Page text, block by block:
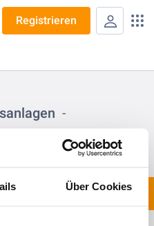
Über Cookies
Registrieren
0